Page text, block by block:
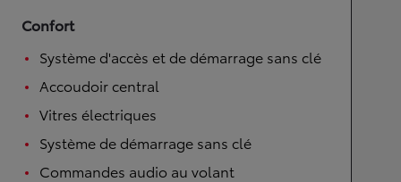
Confort
Système d'accès et de démarrage sans clé
Accoudoir central
Vitres électriques
Système de démarrage sans clé
Commandes audio au volant